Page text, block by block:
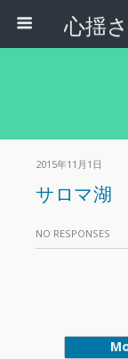
2015年11月1日
サロマ湖
NO RESPONSES